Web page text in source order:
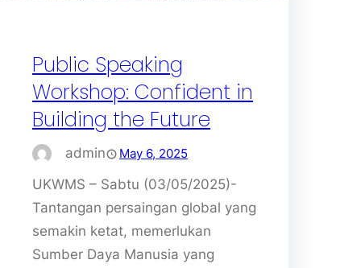
Public Speaking
Workshop: Confident in
Building the Future
admin May 6, 2025
UKWMS – Sabtu (03/05/2025)-
Tantangan persaingan global yang
semakin ketat, memerlukan
Sumber Daya Manusia yang